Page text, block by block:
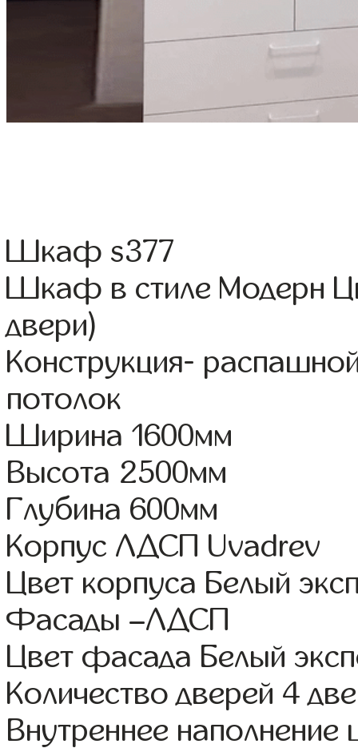
Шкаф s377
Шкаф в стиле Модерн
двери)
Конструкция-
потолок
Ширина 1600мм
Высота 2500мм
Глубина 600мм
Корпус ЛДСП Uvadrev
Цвет корпуса Белый
Фасады –ЛДСП
Цвет фасада Белый
Количество дверей 4
Внутреннее